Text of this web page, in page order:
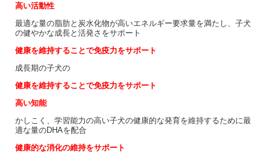
高い活動性
最適な量の脂肪と炭水化物が高いエネルギー要求量を満たし、子犬
の健やかな成長と活発さをサポート
健康を維持することで免疫力をサポート
成長期の子犬の
健康を維持することで免疫力をサポート
高い知能
かしこく、学習能力の高い子犬の健康的な発育を維持するために最
適な量のDHAを配合
健康的な消化の維持をサポート